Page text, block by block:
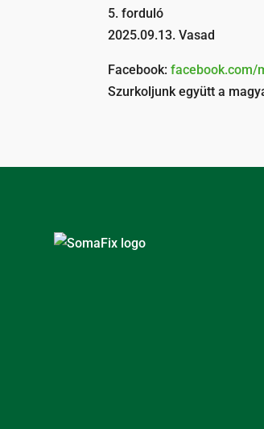
5. forduló
2025.09.13. Vasad
Facebook:facebook.com/
Szurkoljunk együtt a